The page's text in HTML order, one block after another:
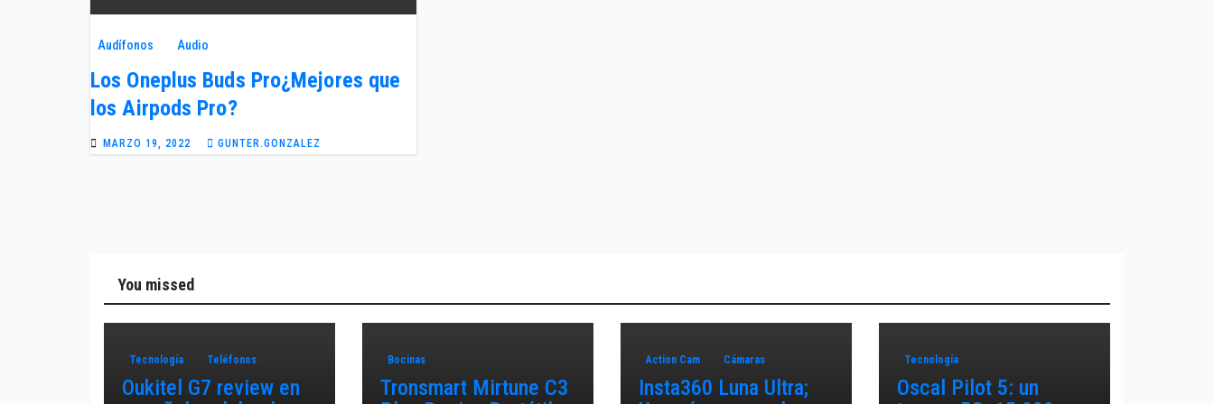
Audífonos Audio
Los Oneplus Buds Pro¿Mejores que
los Airpods Pro?
MARZO 19, 2022 GUNTER.GONZALEZ
You missed
Tecnología Teléfonos
Oukitel G7 review en
Bocinas
Tronsmart Mirtune C3
Action Cam Cámaras
Insta360 Luna Ultra;
Tecnología
Oscal Pilot 5: un